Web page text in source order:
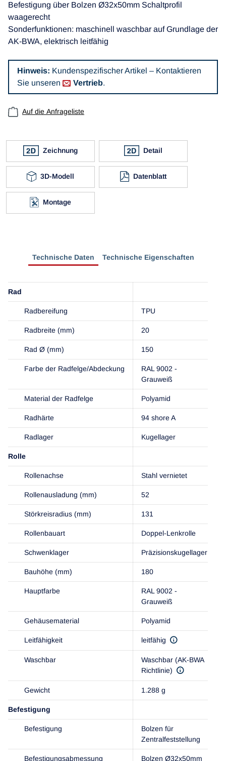
Befestigung über Bolzen Ø32x50mm Schaltprofil
waagerecht
Sonderfunktionen: maschinell waschbar auf Grundlage der
AK-BWA, elektrisch leitfähig
Hinweis: Kundenspezifischer Artikel – Kontaktieren
Sie unseren
Vertrieb.
Auf die Anfrageliste
Zeichnung Detail
3D-Modell Datenblatt
Montage
Technische Daten Technische Eigenschaften
Rad
Radbereifung TPU
Radbreite (mm) 20
Rad Ø (mm) 150
Farbe der Radfelge/Abdeckung
RAL 9002 -
Grauweiß
Material der Radfelge Polyamid
Radhärte 94 shore A
Radlager Kugellager
Rolle
Rollenachse Stahl vernietet
Rollenausladung (mm) 52
Störkreisradius (mm) 131
Rollenbauart Doppel-Lenkrolle
Schwenklager Präzisionskugellager
Bauhöhe (mm) 180
Hauptfarbe
RAL 9002 -
Grauweiß
Gehäusematerial Polyamid
Leitfähigkeit leitfähig
Waschbar
Waschbar (AK-BWA
Richtlinie)
Gewicht 1.288 g
Befestigung
Befestigung
Bolzen für
Zentralfeststellung
Befestigungsabmessung Bolzen Ø32x50mm